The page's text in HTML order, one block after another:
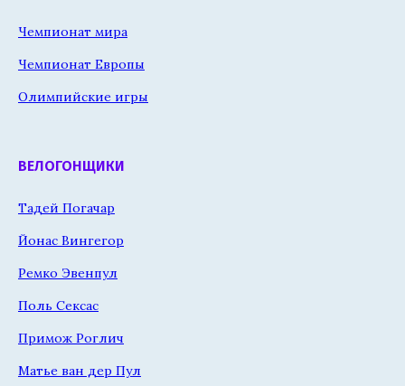
Чемпионат мира
Чемпионат Европы
Олимпийские игры
ВЕЛОГОНЩИКИ
Тадей Погачар
Йонас Вингегор
Ремко Эвенпул
Поль Сексас
Примож Роглич
Матье ван дер Пул